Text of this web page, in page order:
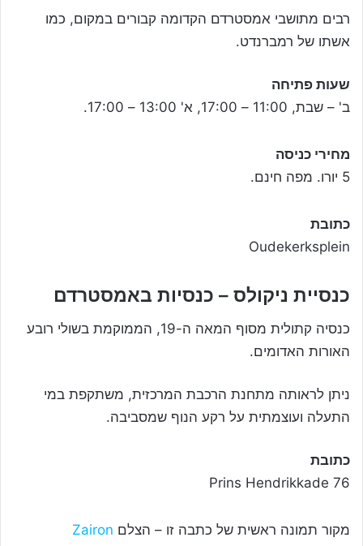
רבים מתושבי אמסטרדם הקדומה קבורים במקום, כמו
אשתו של רמברנדט.
שעות פתיחה
ב' – שבת, 11:00 – 17:00, א' 13:00 – 17:00.
מחירי כניסה
5 יורו. מפה חינם.
כתובת
Oudekerksplein
כנסיית ניקולס – כנסיות באמסטרדם
כנסיה קתולית מסוף המאה ה-19, הממוקמת בשולי רובע
האורות האדומים.
ניתן לראותה מתחנת הרכבת המרכזית, משתקפת במי
התעלה ועוצמתית על רקע הנוף שמסביבה.
כתובת
Prins Hendrikkade 76
מקור תמונה ראשית של כתבה זו – הצלם Zairon